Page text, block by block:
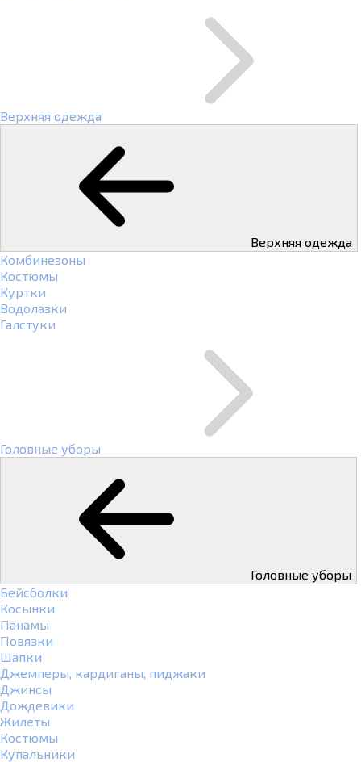
Верхняя одежда
Верхняя одежда
Комбинезоны
Костюмы
Куртки
Водолазки
Галстуки
Головные уборы
Головные уборы
Бейсболки
Косынки
Панамы
Повязки
Шапки
Джемперы, кардиганы, пиджаки
Джинсы
Дождевики
Жилеты
Костюмы
Купальники